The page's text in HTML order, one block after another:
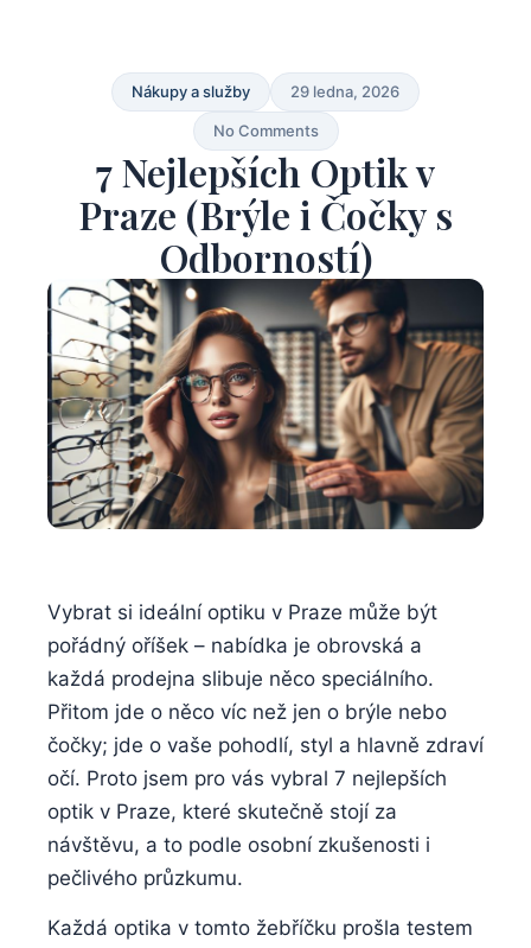
Nákupy a služby 29 ledna, 2026
No Comments
7 Nejlepších Optik v
Praze (Brýle i Čočky s
Odborností)
Vybrat si ideální optiku v Praze může být
pořádný oříšek – nabídka je obrovská a
každá prodejna slibuje něco speciálního.
Přitom jde o něco víc než jen o brýle nebo
čočky; jde o vaše pohodlí, styl a hlavně zdraví
očí. Proto jsem pro vás vybral 7 nejlepších
optik v Praze, které skutečně stojí za
návštěvu, a to podle osobní zkušenosti i
pečlivého průzkumu.
Každá optika v tomto žebříčku prošla testem